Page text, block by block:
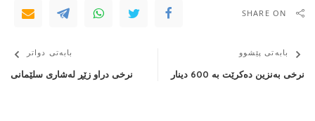
SHARE ON
بابەتی پێشوو
نرخی بەنزین دەكرێت بە 600 دینار
بابەتی دواتر
نرخی دراو زێڕ لەشاری سلێمانی